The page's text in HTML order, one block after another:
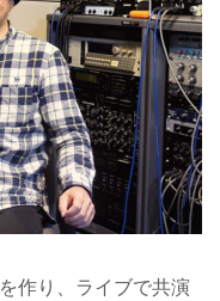
作り、ライブで共演